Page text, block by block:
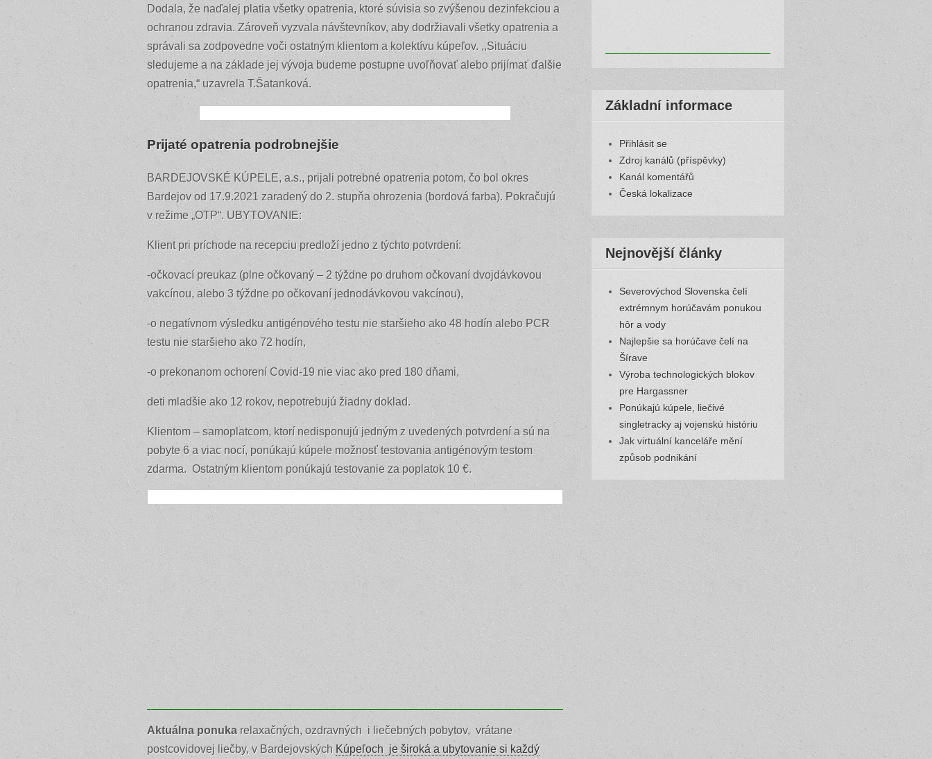
Dodala, že naďalej platia všetky opatrenia, ktoré súvisia so zvýšenou dezinfekciou a
ochranou zdravia. Zároveň vyzvala návštevníkov, aby dodržiavali všetky opatrenia a
správali sa zodpovedne voči ostatným klientom a kolektívu kúpeľov. ,,Situáciu
sledujeme a na základe jej vývoja budeme postupne uvoľňovať alebo prijímať ďalšie
opatrenia,“ uzavrela T.Šatanková.
Prijaté opatrenia podrobnejšie
BARDEJOVSKÉ KÚPELE, a.s., prijali potrebné opatrenia potom, čo bol okres
Bardejov od 17.9.2021 zaradený do 2. stupňa ohrozenia (bordová farba). Pokračujú
v režime „OTP“. UBYTOVANIE:
Klient pri príchode na recepciu predloží jedno z týchto potvrdení:
-očkovací preukaz (plne očkovaný – 2 týždne po druhom očkovaní dvojdávkovou
vakcínou, alebo 3 týždne po očkovaní jednodávkovou vakcínou),
-o negatívnom výsledku antigénového testu nie staršieho ako 48 hodín alebo PCR
testu nie staršieho ako 72 hodín,
-o prekonanom ochorení Covid-19 nie viac ako pred 180 dňami,
deti mladšie ako 12 rokov, nepotrebujú žiadny doklad.
Klientom – samoplatcom, ktorí nedisponujú jedným z uvedených potvrdení a sú na
pobyte 6 a viac nocí, ponúkajú kúpele možnosť testovania antigénovým testom
zdarma. Ostatným klientom ponúkajú testovanie za poplatok 10 €.
Aktuálna ponuka relaxačných, ozdravných i liečebných pobytov, vrátane
postcovidovej liečby, v Bardejovských Kúpeľoch je široká a ubytovanie si každý
Základní informace
Přihlásit se
Zdroj kanálů (příspěvky)
Kanál komentářů
Česká lokalizace
Nejnovější články
Severovýchod Slovenska čelí
extrémnym horúčavám ponukou
hôr a vody
Najlepšie sa horúčave čelí na
Šírave
Výroba technologických blokov
pre Hargassner
Ponúkajú kúpele, liečivé
singletracky aj vojenskú históriu
Jak virtuální kanceláře mění
způsob podnikání